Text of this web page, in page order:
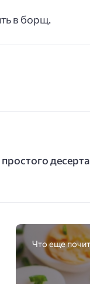
в борщ.
десерта
Что еще